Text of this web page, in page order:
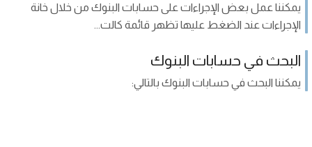
يمكننا عمل بعض الإجراءات على حسابات البنوك من خلال خانة
الإجراءات عند الضغط عليها تظهر قائمة كالت...
البحث في حسابات البنوك
يمكننا البحث في حسابات البنوك بالتالي: